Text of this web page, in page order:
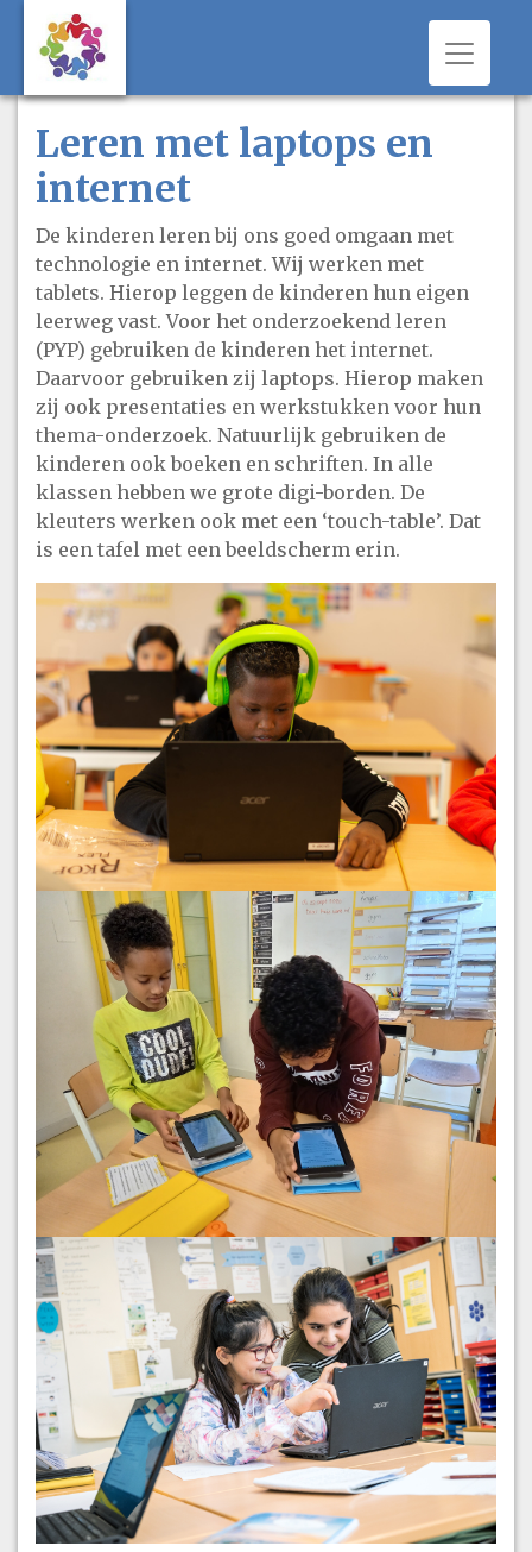
Leren met laptops en
internet
De kinderen leren bij ons goed omgaan met
technologie en internet. Wij werken met
tablets. Hierop leggen de kinderen hun eigen
leerweg vast. Voor het onderzoekend leren
(PYP) gebruiken de kinderen het internet.
Daarvoor gebruiken zij laptops. Hierop maken
zij ook presentaties en werkstukken voor hun
thema-onderzoek. Natuurlijk gebruiken de
kinderen ook boeken en schriften. In alle
klassen hebben we grote digi-borden. De
kleuters werken ook met een ‘touch-table’. Dat
is een tafel met een beeldscherm erin.